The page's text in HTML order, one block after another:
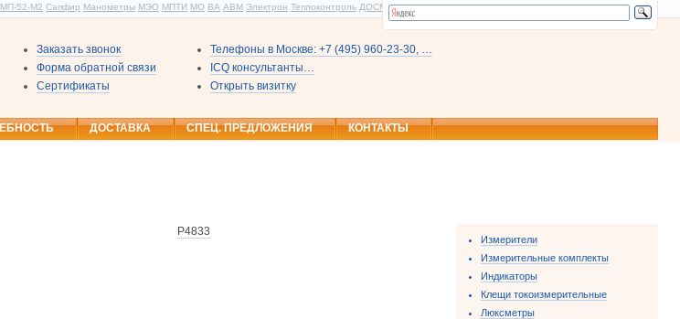
52-М2 Сапфир Манометры МЭО МПТИ МО ВА АВМ Электрон Теплоконтроль ДОСМ
Заказать звонок
Форма обратной связи
Сертификаты
Телефоны в Москве: +7 (495) 960-23-30, …
ICQ консультанты…
Открыть визитку
ДОСТАВКА СПЕЦ. ПРЕДЛОЖЕНИЯ КОНТАКТЫ
Р4833
Измерители
Измерительные комплекты
Индикаторы
Клещи токоизмерительные
Люксметры